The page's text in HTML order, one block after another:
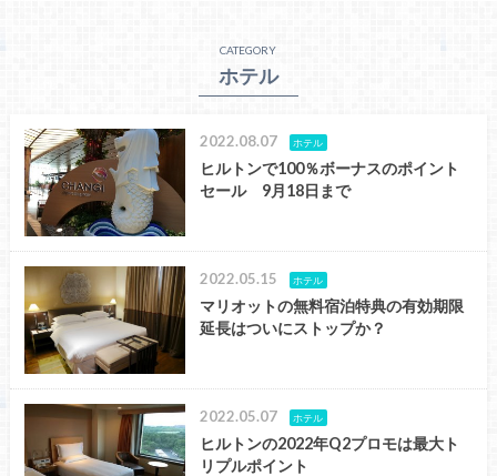
CATEGORY
ホテル
2022.08.07 ホテル
ヒルトンで100％ボーナスのポイント
セール 9月18日まで
2022.05.15 ホテル
マリオットの無料宿泊特典の有効期限
延長はついにストップか？
2022.05.07 ホテル
ヒルトンの2022年Q2プロモは最大ト
リプルポイント